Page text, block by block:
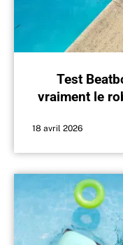
Test
vraiment le
18 avril 2026